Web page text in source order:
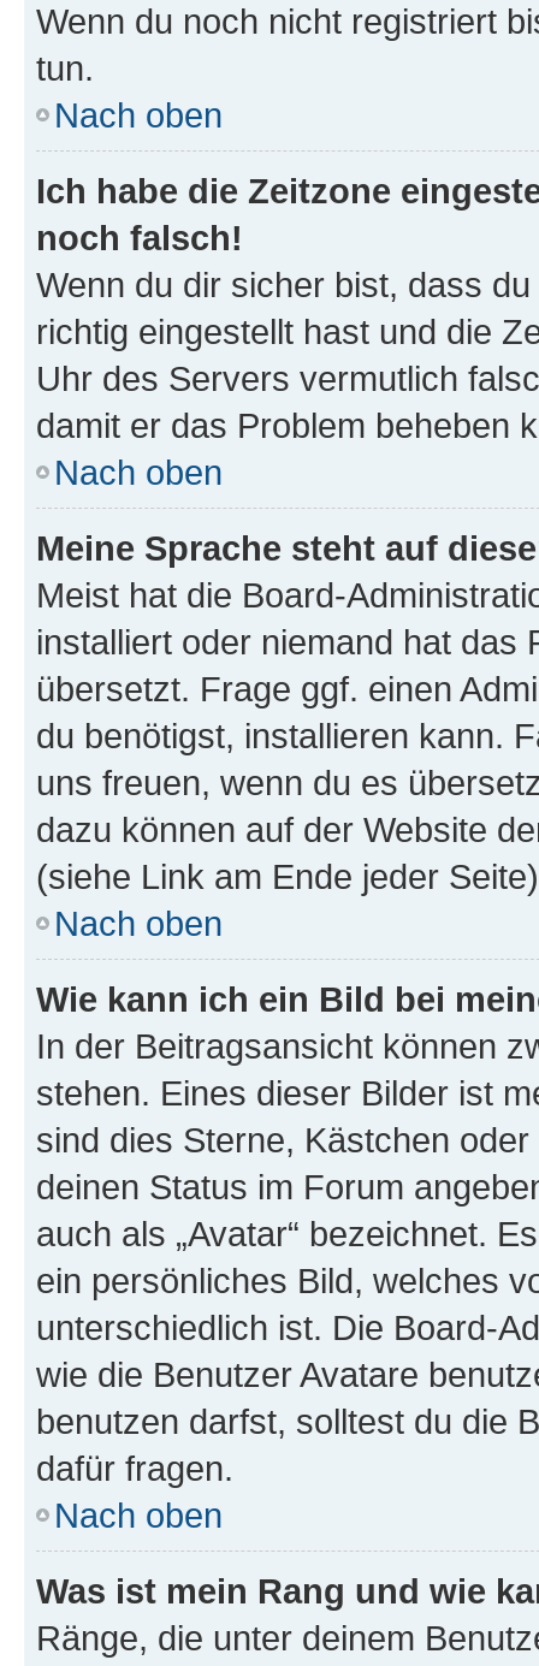
Wenn du noch nicht registriert
tun.
Nach oben
Ich habe die Zeitzone
noch falsch!
Wenn du dir sicher bist, dass
richtig eingestellt hast und die
Uhr des Servers vermutlich
damit er das Problem beheben
Nach oben
Meine Sprache steht auf
Meist hat die Board-
installiert oder niemand hat das
übersetzt. Frage ggf. einen
du benötigst, installieren kann.
uns freuen, wenn du es
dazu können auf der Website
(siehe Link am Ende jeder
Nach oben
Wie kann ich ein Bild bei
In der Beitragsansicht können
stehen. Eines dieser Bilder ist
sind dies Sterne, Kästchen
deinen Status im Forum
auch als „Avatar“ bezeichnet.
ein persönliches Bild, welches
unterschiedlich ist. Die Board-
wie die Benutzer Avatare
benutzen darfst, solltest du die
dafür fragen.
Nach oben
Was ist mein Rang und wie
Ränge, die unter deinem